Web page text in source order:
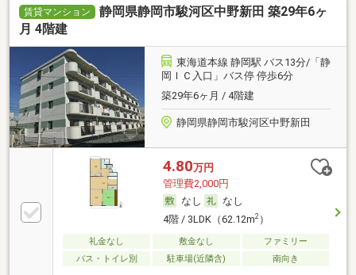
賃貸マンション
静岡県静岡市駿河区中野新田 築29年6ヶ
月 4階建
東海道本線 静岡駅 バス13分/「静
岡ＩＣ入口」バス停 停歩6分
築29年6ヶ月 / 4階建
静岡県静岡市駿河区中野新田
4.80万円
管理費2,000円
なし
なし
4階 / 3LDK（62.12m2）
礼金なし 敷金なし
ファミリー
バス・トイレ別
駐車場(近隣含) 南向き